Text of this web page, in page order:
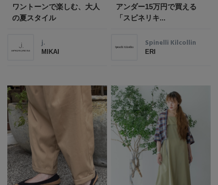
ワントーンで楽しむ、大人
の夏スタイル
j.
MIKAI
アンダー15万円で買える
「スピネリキ...
Spinelli Kilcollin
ERI